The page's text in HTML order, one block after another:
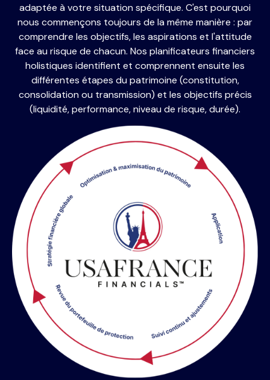
adaptée à votre situation spécifique. C'est pourquoi
nous commençons toujours de la même manière : par
comprendre les objectifs, les aspirations et l'attitude
face au risque de chacun. Nos planificateurs financiers
holistiques identifient et comprennent ensuite les
différentes étapes du patrimoine (constitution,
consolidation ou transmission) et les objectifs précis
(liquidité, performance, niveau de risque, durée).